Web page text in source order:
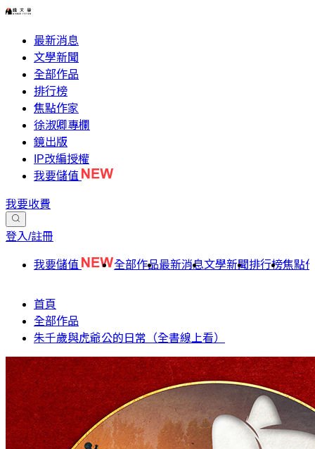
最新消息
文學新聞
全部作品
排行榜
焦點作家
徐淑卿專欄
鏡出版
IP改編授權
我要儲值
我要收費
登入/註冊
我要儲值 全部作品最新消息文學新聞排行榜焦點
首頁
全部作品
朱千歲與虎爺公的日常（全書線上看）